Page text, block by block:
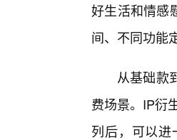
好生活和情感
间、不同功能
从基础款
费场景。IP衍
列后，可以进